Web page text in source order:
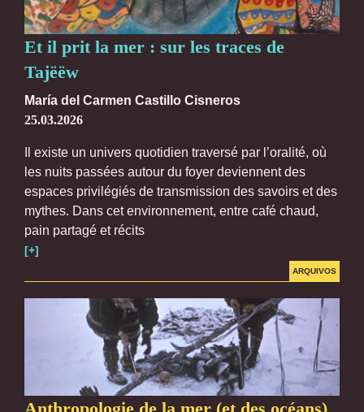
Et il prit la mer : sur les traces de
Tajëëw
María del Carmen Castillo Cisneros
25.03.2026
Il existe un univers quotidien traversé par l’oralité, où
les nuits passées autour du foyer deviennent des
espaces privilégiés de transmission des savoirs et des
mythes. Dans cet environnement, entre café chaud,
pain partagé et récits
[+]
ARQUIVOS